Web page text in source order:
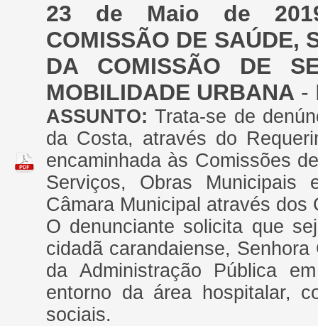
23 de Maio de
COMISSÃO DE SAÚDE,
DA COMISSÃO DE
MOBILIDADE URBANA -
ASSUNTO:Trata-se de
da Costa, através do
encaminhada às Comissões
Serviços, Obras Municipais
Câmara Municipal através dos
O denunciante solicita que
cidadã carandaiense,
da Administração Pública
entorno da área hospitalar,
sociais.